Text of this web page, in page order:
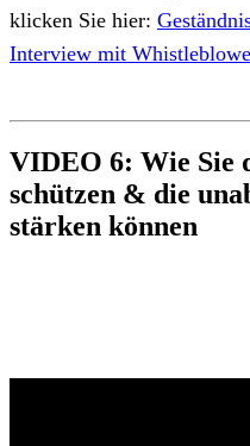
klicken Sie hier:
Interview mit
VIDEO 6: Wie Sie
schützen & die
stärken können